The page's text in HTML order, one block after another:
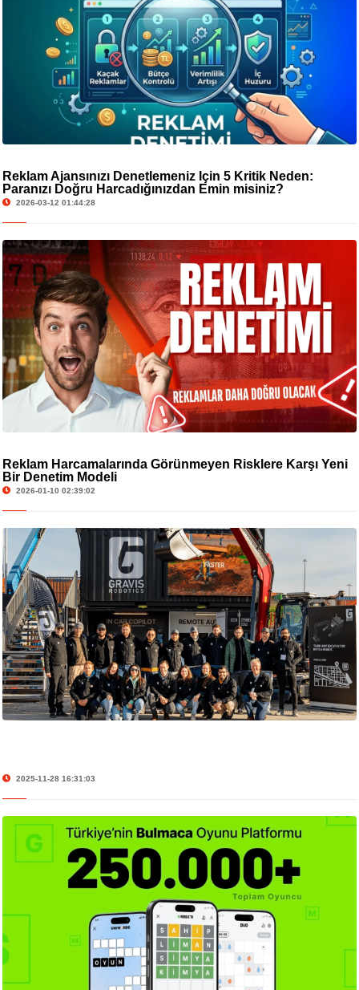
Reklam Ajansınızı Denetlemeniz İçin 5 Kritik Neden:
Paranızı Doğru Harcadığınızdan Emin misiniz?
2026-03-12 01:44:28
Reklam Harcamalarında Görünmeyen Risklere Karşı Yeni
Bir Denetim Modeli
2026-01-10 02:39:02
2025-11-28 16:31:03